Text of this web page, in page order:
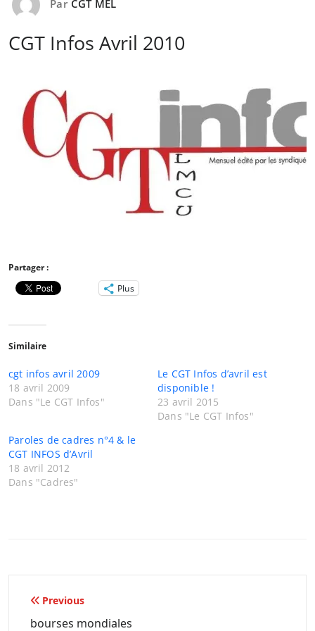
Par CGT MEL
CGT Infos Avril 2010
Partager :
Plus
Similaire
cgt infos avril 2009
18 avril 2009
Dans "Le CGT Infos"
Le CGT Infos d’avril est
disponible !
23 avril 2015
Dans "Le CGT Infos"
Paroles de cadres n°4 & le
CGT INFOS d’Avril
18 avril 2012
Dans "Cadres"
Navigation
de
Previous
bourses mondiales